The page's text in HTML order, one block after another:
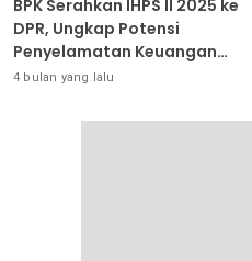
BPK Serahkan IHPS II 2025 ke
DPR, Ungkap Potensi
Penyelamatan Keuangan
Negara Puluhan Triliun
4 bulan yang lalu